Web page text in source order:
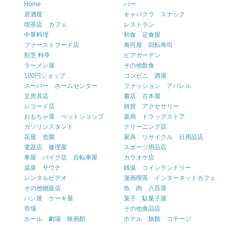
Home
バー
居酒屋
キャバクラ スナック
喫茶店 カフェ
レストラン
中華料理
和食 定食屋
ファーストフード店
寿司屋 回転寿司
割烹 料亭
ビアガーデン
ラーメン屋
その他飲食
100円ショップ
コンビニ 酒屋
スーパー ホームセンター
ファッション アパレル
文房具店
書店 古本屋
レコード店
雑貨 アクセサリー
おもちゃ屋 ペットショップ
薬局 ドラッグストア
ガソリンスタンド
クリーニング店
花屋 造園
家具 リサイクル 日用品店
電器店 修理屋
スポーツ用品店
車屋 バイク店 自転車屋
カラオケ店
温泉 サウナ
銭湯 コインランドリー
レンタルビデオ
漫画喫茶 インターネットカフェ
その他物販店
魚 肉 八百屋
パン屋 ケーキ屋
菓子 駄菓子屋
市場
その他食品店
ホール 劇場 映画館
ホテル 旅館 コテージ